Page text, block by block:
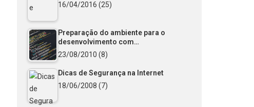
16/04/2016 (25)
Preparação do ambiente para o
desenvolvimento com…
23/08/2010 (8)
Dicas de Segurança na Internet
18/06/2008 (7)